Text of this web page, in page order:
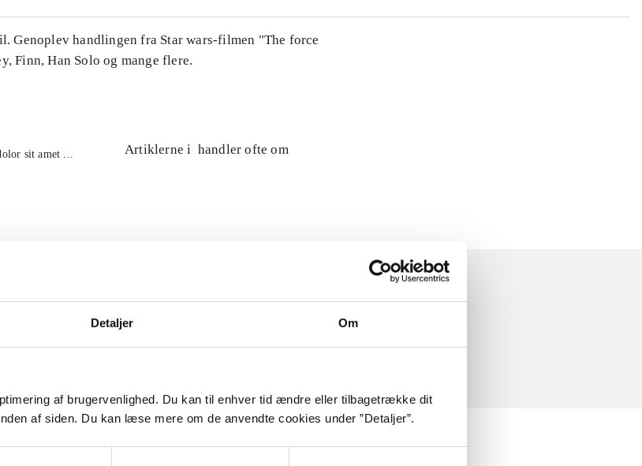
Detaljer Om
af brugervenlighed. Du kan til enhver tid ændre eller tilbagetrække dit
af siden. Du kan læse mere om de anvendte cookies under ”Detaljer”.
Genoplev handlingen fra Star wars-filmen "The force
Finn, Han Solo og mange flere.
sit amet ...
Artiklerne i handler ofte om